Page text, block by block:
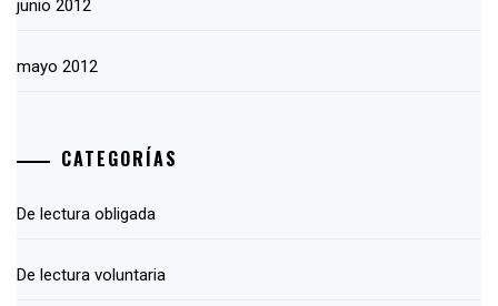
junio 2012
mayo 2012
CATEGORÍAS
De lectura obligada
De lectura voluntaria